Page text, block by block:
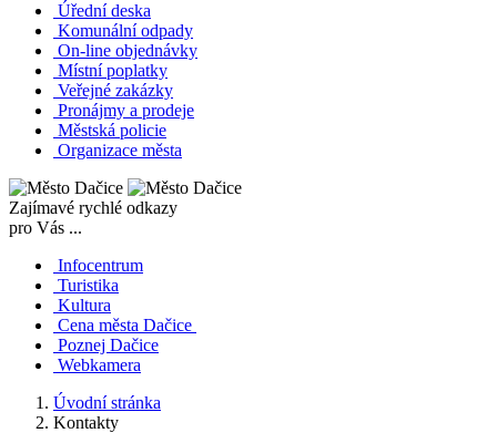
Úřední deska
Komunální odpady
On-line objednávky
Místní poplatky
Veřejné zakázky
Pronájmy a prodeje
Městská policie
Organizace města
Zajímavé rychlé odkazy
pro Vás ...
Infocentrum
Turistika
Kultura
Cena města Dačice
Poznej Dačice
Webkamera
Úvodní stránka
Kontakty